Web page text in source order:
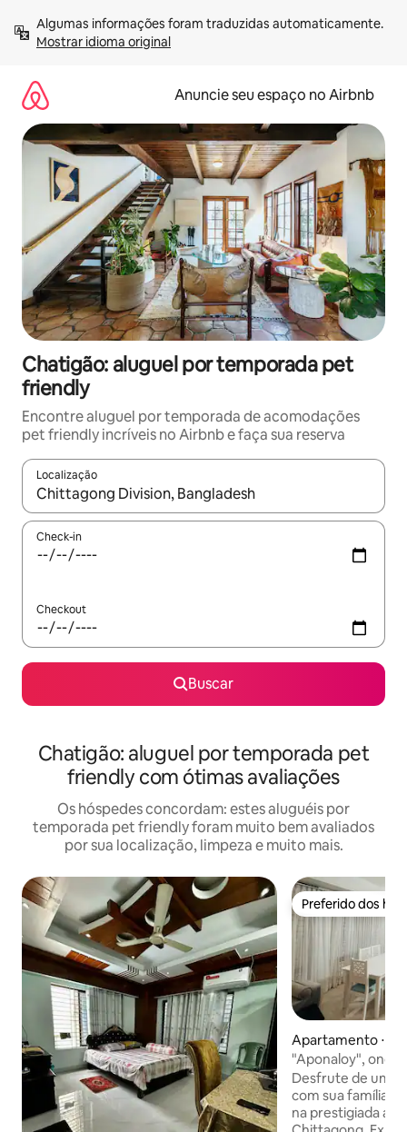
para
Mostrar idioma original
Anuncie seu espaço no Airbnb
Chatigão: aluguel por temporada pet
friendly
Encontre aluguel por temporada de acomodações
pet friendly incríveis no Airbnb e faça sua reserva
Localização
Quando os resultados estiverem disponíveis, explore-os
Check-in
Checkout
Buscar
Chatigão: aluguel por temporada pet
friendly com ótimas avaliações
Os hóspedes concordam: estes aluguéis por
temporada pet friendly foram muito bem avaliados
por sua localização, limpeza e muito mais.
Preferido dos
Preferido dos
Apartamento ⋅
"Aponaloy", onde
em Chittagong
Desfrute de uma
com sua família
na prestigiada